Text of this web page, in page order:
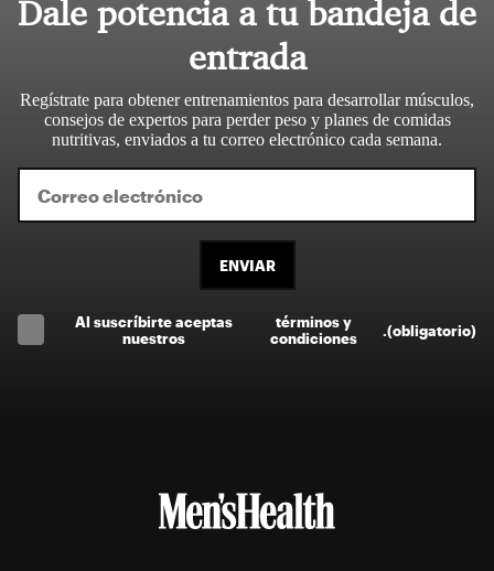
Dale potencia a tu bandeja de
entrada
Regístrate para obtener entrenamientos para desarrollar músculos,
consejos de expertos para perder peso y planes de comidas
nutritivas, enviados a tu correo electrónico cada semana.
ENVIAR
Al suscríbirte aceptas
nuestros
términos y
condiciones
(obligatorio)